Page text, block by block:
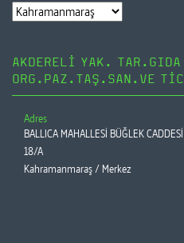
AKDERELİ YAK. TAR.GIDA
ORG.PAZ.TAŞ.SAN.VE
Adres
BALLICA MAHALLESİ BÜĞLEK
18/A
Kahramanmaraş / Merkez